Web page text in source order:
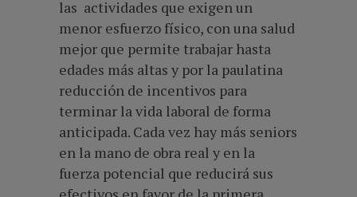
las actividades que exigen un
menor esfuerzo físico, con una salud
mejor que permite trabajar hasta
edades más altas y por la paulatina
reducción de incentivos para
terminar la vida laboral de forma
anticipada. Cada vez hay más seniors
en la mano de obra real y en la
fuerza potencial que reducirá sus